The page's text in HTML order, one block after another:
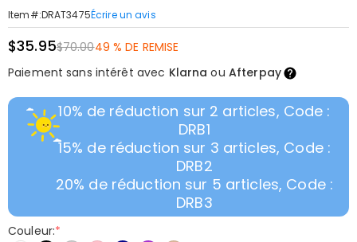
Item#:DRAT3475Écrire un avis
$35.95$70.0049 % DE REMISE
Paiement sans intérêt avec Klarna ou Afterpay
10% de réduction sur 2 articles, Code :
DRB1
15% de réduction sur 3 articles, Code :
DRB2
20% de réduction sur 5 articles, Code :
DRB3
Couleur:*